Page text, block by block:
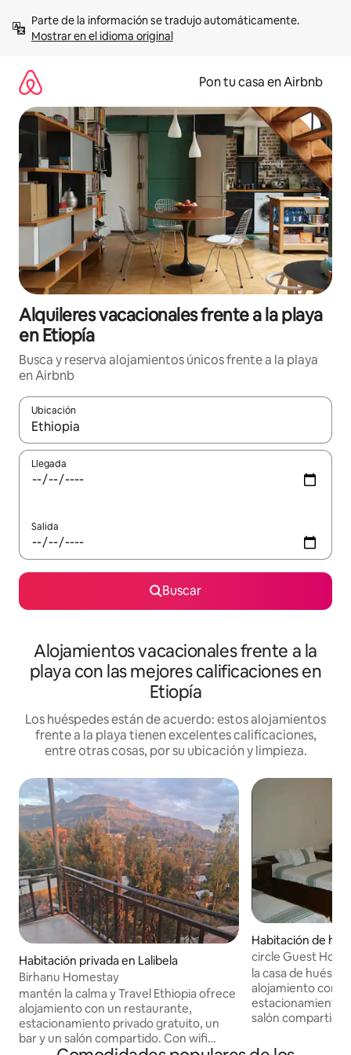
contenidoMostrar en el idioma original
Pon tu casa en Airbnb
Alquileres vacacionales frente a la playa
en Etiopía
Busca y reserva alojamientos únicos frente a la playa
en Airbnb
Ubicación
Cuando los resultados estén disponibles, navega con las
Llegada
Salida
Buscar
Alojamientos vacacionales frente a la
playa con las mejores calificaciones en
Etiopía
Los huéspedes están de acuerdo: estos alojamientos
frente a la playa tienen excelentes calificaciones,
entre otras cosas, por su ubicación y limpieza.
Habitación privada en Lalibela
Birhanu Homestay
mantén la calma y Travel Ethiopia ofrece
alojamiento con un restaurante,
estacionamiento privado gratuito, un
bar y un salón compartido. Con wifi
Habitación de
circle Guest
la casa de
alojamiento con
estacionamiento
salón compartido. Con wifi gratuito, este
habitaciones y un